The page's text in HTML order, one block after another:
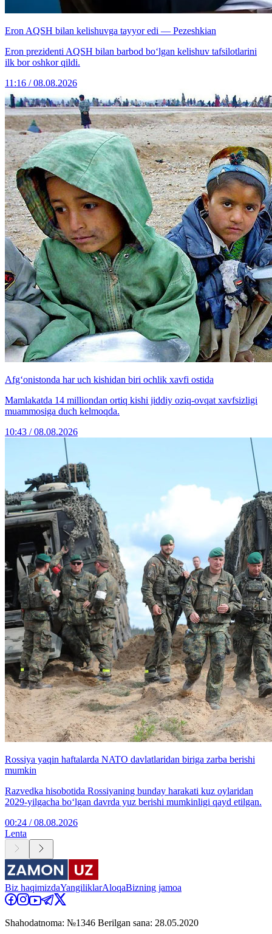
Eron AQSH bilan kelishuvga tayyor edi — Pezeshkian
Eron prezidenti AQSH bilan barbod bo‘lgan kelishuv tafsilotlarini
ilk bor oshkor qildi.
11:16 / 08.08.2026
Afg‘onistonda har uch kishidan biri ochlik xavfi ostida
Mamlakatda 14 milliondan ortiq kishi jiddiy oziq-ovqat xavfsizligi
muammosiga duch kelmoqda.
10:43 / 08.08.2026
Rossiya yaqin haftalarda NATO davlatlaridan biriga zarba berishi
mumkin
Razvedka hisobotida Rossiyaning bunday harakati kuz oylaridan
2029-yilgacha bo‘lgan davrda yuz berishi mumkinligi qayd etilgan.
00:24 / 08.08.2026
Lenta
Biz haqimizdaYangiliklarAloqaBizning jamoa
Shahodatnoma: №1346 Berilgan sana: 28.05.2020